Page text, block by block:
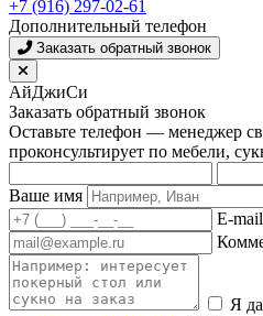
+7 (916) 297-02-61
Дополнительный телефон
Заказать обратный звонок
АйДжиСи
Заказать обратный звонок
Оставьте телефон — менеджер
проконсультирует по мебели,
Ваше имя
E-
Я